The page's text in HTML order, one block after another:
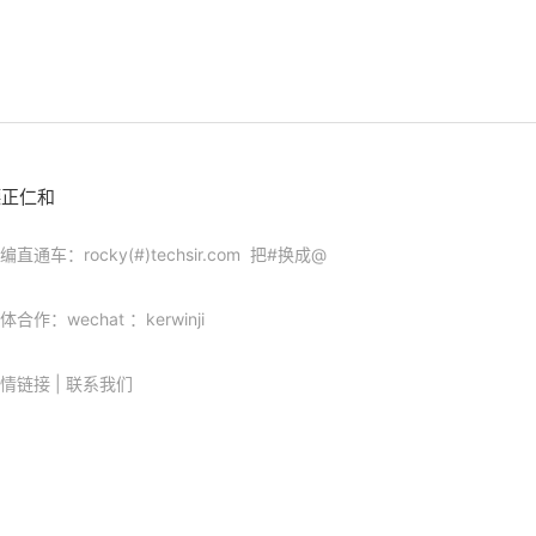
仁和
直通车：rocky(#)techsir.com 把#换成@
合作：wechat ：kerwinji
链接 联系我们